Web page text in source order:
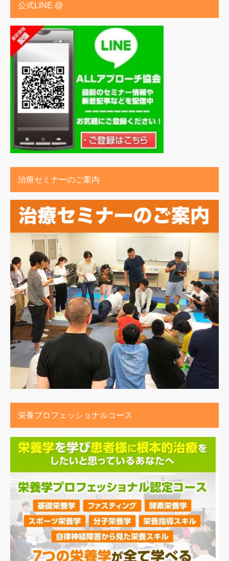
公式LINE @
治療セミナーのご案内
栄養プロフェッショナルコース